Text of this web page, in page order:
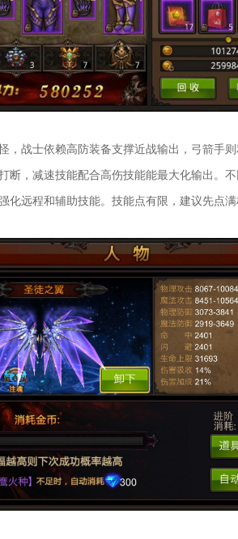
，战士依赖高防装备支撑近战输出，弓箭手
断，减速技能配合高伤技能能最大化输出。
化远程和辅助技能。技能点有限，建议先点满